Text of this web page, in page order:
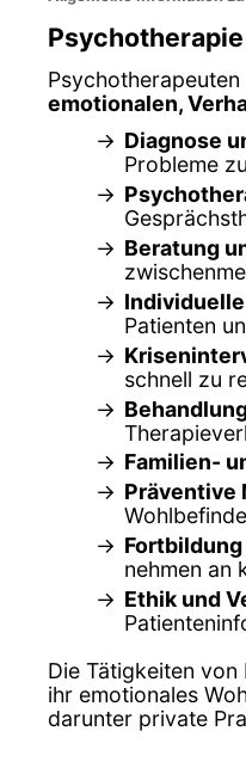
Psychotherapie
emotionalen,
Diagnose
Probleme
Beratung
Patienten
schnell zu
Familien-
Präventive
nehmen an
Ethik und
Die Tätigkeiten
ihr emotionales
darunter private